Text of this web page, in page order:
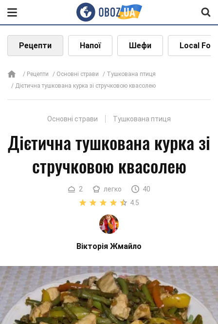
Рецепти Напої Шефи Local
Рецепти Основні страви
Тушкована птиця
Дієтична тушкована курка зі стручковою квасолею
Основні страви Тушкована птиця
Дієтична тушкована курка зі
стручковою квасолею
2 легко
40
4.5
Вікторія Жмайло